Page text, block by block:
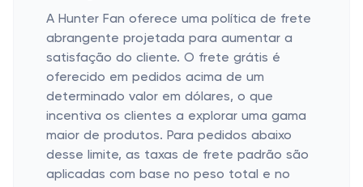
A Hunter Fan oferece uma política de frete
abrangente projetada para aumentar a
satisfação do cliente. O frete grátis é
oferecido em pedidos acima de um
determinado valor em dólares, o que
incentiva os clientes a explorar uma gama
maior de produtos. Para pedidos abaixo
desse limite, as taxas de frete padrão são
aplicadas com base no peso total e no